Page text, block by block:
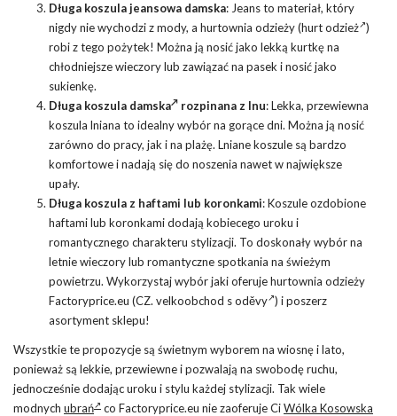
Długa koszula jeansowa damska: Jeans to materiał, który
nigdy nie wychodzi z mody, a hurtownia odzieży (hurt odzież )
robi z tego pożytek! Można ją nosić jako lekką kurtkę na
chłodniejsze wieczory lub zawiązać na pasek i nosić jako
sukienkę.
Długa koszula damska
rozpinana z lnu: Lekka, przewiewna
koszula lniana to idealny wybór na gorące dni. Można ją nosić
zarówno do pracy, jak i na plażę. Lniane koszule są bardzo
komfortowe i nadają się do noszenia nawet w największe
upały.
Długa koszula z haftami lub koronkami: Koszule ozdobione
haftami lub koronkami dodają kobiecego uroku i
romantycznego charakteru stylizacji. To doskonały wybór na
letnie wieczory lub romantyczne spotkania na świeżym
powietrzu. Wykorzystaj wybór jaki oferuje hurtownia odzieży
Factoryprice.eu (CZ. velkoobchod s oděvy ) i poszerz
asortyment sklepu!
Wszystkie te propozycje są świetnym wyborem na wiosnę i lato,
ponieważ są lekkie, przewiewne i pozwalają na swobodę ruchu,
jednocześnie dodając uroku i stylu każdej stylizacji. Tak wiele
modnych ubrań co Factoryprice.eu nie zaoferuje CiWólka Kosowska